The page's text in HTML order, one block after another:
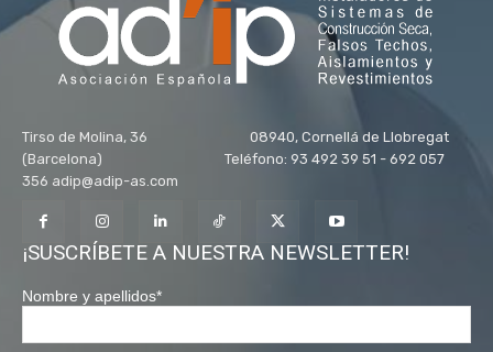
Tirso de Molina, 36 08940, Cornellá de Llobregat
(Barcelona) Teléfono: 93 492 39 51 - 692 057
356 adip@adip-as.com
¡SUSCRÍBETE A NUESTRA NEWSLETTER!
Nombre y apellidos*